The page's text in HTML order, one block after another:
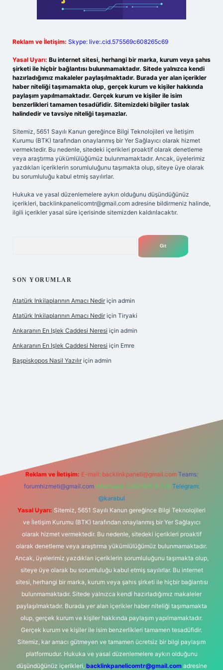
Reklam ve İletişim: Skype: live:.cid.575569c608265c69
Yasal Uyarı: Bu internet sitesi, herhangi bir marka, kurum veya şahıs
şirketi ile hiçbir bağlantısı bulunmamaktadır. Sitede yalnızca kendi
hazırladığımız makaleler paylaşılmaktadır. Burada yer alan içerikler
haber niteliği taşımamakta olup, gerçek kurum ve kişiler hakkında
paylaşım yapılmamaktadır. Gerçek kurum ve kişiler ile isim
benzerlikleri tamamen tesadüfidir. Sitemizdeki bilgiler taslak
halindedir ve tavsiye niteliği taşımazlar.
Sitemiz, 5651 Sayılı Kanun gereğince Bilgi Teknolojileri ve İletişim
Kurumu (BTK) tarafından onaylanmış bir Yer Sağlayıcı olarak hizmet
vermektedir. Bu nedenle, sitedeki içerikleri proaktif olarak denetleme
veya araştırma yükümlülüğümüz bulunmamaktadır. Ancak, üyelerimiz
yazdıkları içeriklerin sorumluluğunu taşımakta olup, siteye üye olarak
bu sorumluluğu kabul etmiş sayılırlar.
Hukuka ve yasal düzenlemelere aykırı olduğunu düşündüğünüz
içerikleri, backlinkpanelicomtr@gmail.com adresine bildirmeniz halinde,
ilgili içerikler yasal süre içerisinde sitemizden kaldırılacaktır.
SON YORUMLAR
Atatürk Inkilaplarının Amacı Nedir için admin
Atatürk Inkilaplarının Amacı Nedir için Tiryaki
Ankaranın En Işlek Caddesi Neresi için admin
Ankaranın En Işlek Caddesi Neresi için Emre
Başpiskopos Nasil Yazılır için admin
Reklam ve İletişim: E-mail: backlinkpaneli@gmail.com Teams:
forumhizmeti@gmail.com Whatsapp: 0262 606 0 726 Telegram:
@karabul
Yasal Uyarı: Sitemiz, 5651 Sayılı Kanun gereğince Bilgi Teknolojileri
ve İletişim Kurumu (BTK) tarafından onaylanmış bir Yer Sağlayıcı
olarak hizmet vermektedir. Bu nedenle, sitedeki içerikleri proaktif
olarak denetleme veya araştırma yükümlülüğümüz bulunmamaktadır.
Ancak, üyelerimiz yazdıkları içeriklerin sorumluluğunu taşımakta olup,
siteye üye olarak bu sorumluluğu kabul etmiş sayılırlar. Bu internet
sitesi, herhangi bir marka, kurum veya şahıs şirketi ile hiçbir bağlantısı
bulunmamaktadır. Sitede yalnızca kendi hazırladığımız makaleler
paylaşılmaktadır. Burada yer alan içerikler haber niteliği taşımamakta
olup, gerçek kurum ve kişiler hakkında paylaşım yapılmamaktadır.
Gerçek kurum ve kişiler ile isim benzerlikleri tamamen tesadüfidir.
Sitemiz, kar amacı gütmeyen ve tamamen ücretsiz bir bilgi paylaşım
platformudur. Hukuka ve yasal düzenlemelere aykırı olduğunu
düşündüğünüz içerikleri, backlinkpanelicomtr@gmail.comadresine